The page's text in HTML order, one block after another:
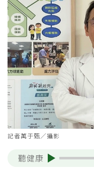
記者萬于甄／攝影
聽健康